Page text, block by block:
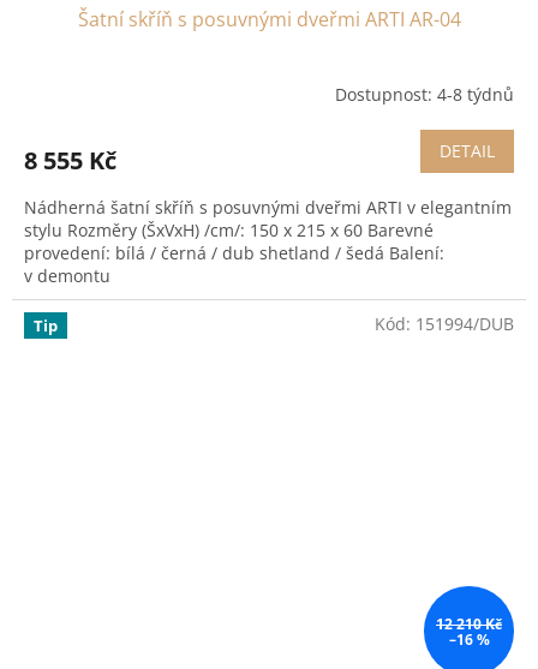
Šatní skříň s posuvnými dveřmi ARTI AR-04
Dostupnost: 4-8 týdnů
8 555 Kč DETAIL
Nádherná šatní skříň s posuvnými dveřmi ARTI v elegantním
stylu Rozměry (ŠxVxH) /cm/: 150 x 215 x 60 Barevné
provedení: bílá / černá / dub shetland / šedá Balení:
v demontu
Tip
12 210 Kč
–16 %
Kód: 151994/DUB